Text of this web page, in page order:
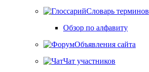
Словарь терминов
Обзор по алфавиту
Объявления сайта
Чат участников